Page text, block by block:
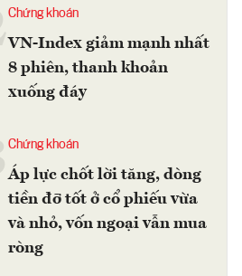
2Chứng khoán
VN-Index giảm mạnh nhất
8 phiên, thanh khoản
xuống đáy
Chứng khoán
Áp lực chốt lời tăng, dòng
tiền đỡ tốt ở cổ phiếu vừa
và nhỏ, vốn ngoại vẫn mua
ròng